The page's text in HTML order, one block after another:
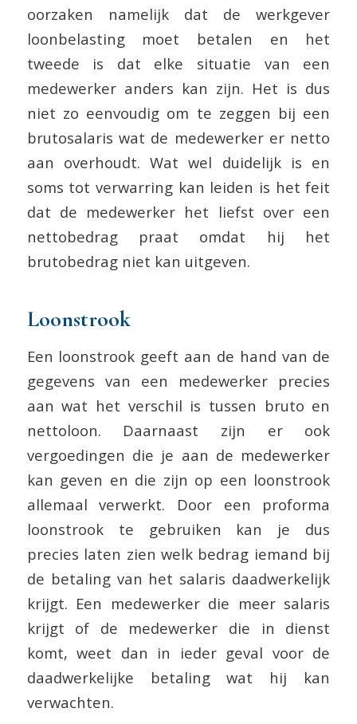
oorzaken namelijk dat de werkgever
loonbelasting moet betalen en het
tweede is dat elke situatie van een
medewerker anders kan zijn. Het is dus
niet zo eenvoudig om te zeggen bij een
brutosalaris wat de medewerker er netto
aan overhoudt. Wat wel duidelijk is en
soms tot verwarring kan leiden is het feit
dat de medewerker het liefst over een
nettobedrag praat omdat hij het
brutobedrag niet kan uitgeven.
Loonstrook
Een loonstrook geeft aan de hand van de
gegevens van een medewerker precies
aan wat het verschil is tussen bruto en
nettoloon. Daarnaast zijn er ook
vergoedingen die je aan de medewerker
kan geven en die zijn op een loonstrook
allemaal verwerkt. Door een proforma
loonstrook te gebruiken kan je dus
precies laten zien welk bedrag iemand bij
de betaling van het salaris daadwerkelijk
krijgt. Een medewerker die meer salaris
krijgt of de medewerker die in dienst
komt, weet dan in ieder geval voor de
daadwerkelijke betaling wat hij kan
verwachten.